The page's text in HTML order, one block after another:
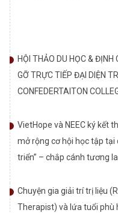
HỘI THẢO DU HỌC & ĐỊNH
GỠ TRỰC TIẾP ĐẠI DIỆN
CONFEDERTAITON
VietHope và NEEC ký kết
mở rộng cơ hội học tập tại
triển” – chắp cánh tương
Chuyện gia giải trí trị liệu
Therapist) và lứa tuổi phù